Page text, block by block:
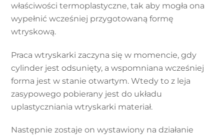
właściwości termoplastyczne, tak aby mogła ona
wypełnić wcześniej przygotowaną formę
wtryskową.
Praca wtryskarki zaczyna się w momencie, gdy
cylinder jest odsunięty, a wspomniana wcześniej
forma jest w stanie otwartym. Wtedy to z leja
zasypowego pobierany jest do układu
uplastyczniania wtryskarki materiał.
Następnie zostaje on wystawiony na działanie